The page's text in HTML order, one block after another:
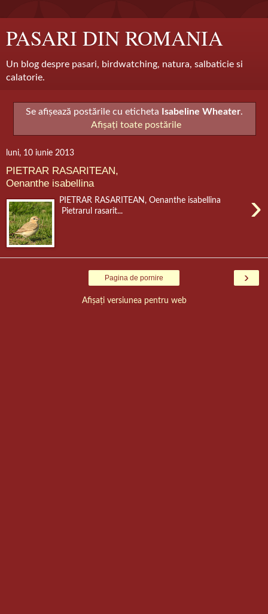
PASARI DIN ROMANIA
Un blog despre pasari, birdwatching, natura, salbaticie si
calatorie.
Se afișează postările cu eticheta Isabeline Wheater.
Afișați toate postările
luni, 10 iunie 2013
PIETRAR RASARITEAN,
Oenanthe isabellina
›
PIETRAR RASARITEAN, Oenanthe isabellina
Pietrarul rasarit...
›
Pagina de pornire
Afișați versiunea pentru web